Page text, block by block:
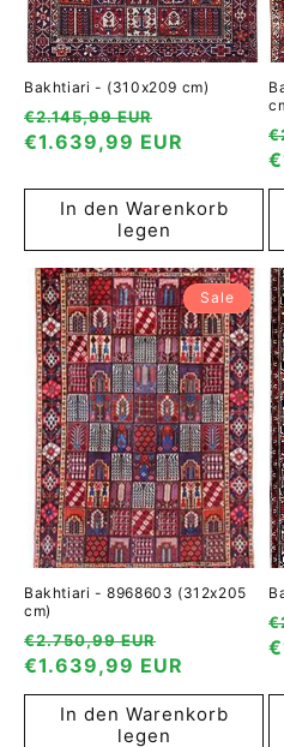
Bakhtiari - (310x209 cm)
Normaler
Preis
€2.145,99 EUR
€1.639,99 EUR
In den Warenkorb
legen
Sale
Bakhtiari - 8968603 (312x205
cm)
Normaler
Preis
€2.750,99 EUR
€1.639,99 EUR
In den Warenkorb
legen